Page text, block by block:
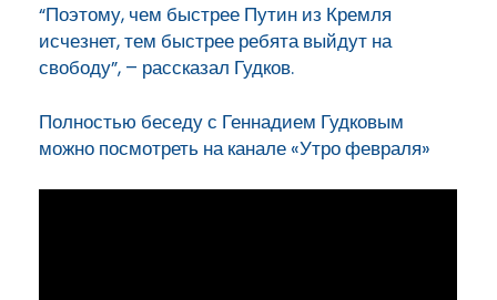
“Поэтому, чем быстрее Путин из Кремля
исчезнет, тем быстрее ребята выйдут на
свободу”, – рассказал Гудков.
Полностью беседу с Геннадием Гудковым
можно посмотреть на канале «Утро февраля»